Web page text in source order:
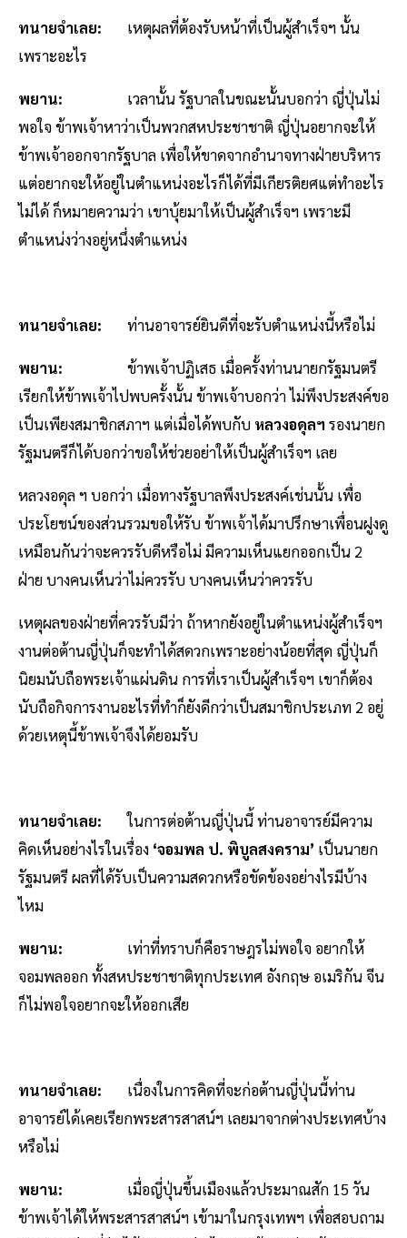
ทนายจำเลย:
เหตุผลที่ต้องรับหน้าที่เป็นผู้สำเร็จฯ นั้น
เพราะอะไร
พยาน:
เวลานั้น รัฐบาลในขณะนั้นบอกว่า ญี่ปุ่นไม่
พอใจ ข้าพเจ้าหาว่าเป็นพวกสหประชาชาติ ญี่ปุ่นอยากจะให้
ข้าพเจ้าออกจากรัฐบาล เพื่อให้ขาดจากอำนาจทางฝ่ายบริหาร
แต่อยากจะให้อยู่ในตำแหน่งอะไรก็ได้ที่มีเกียรติยศแต่ทำอะไร
ไม่ได้ ก็หมายความว่า เขาบุ้ยมาให้เป็นผู้สำเร็จฯ เพราะมี
ตำแหน่งว่างอยู่หนึ่งตำแหน่ง
ทนายจำเลย: ท่านอาจารย์ยินดีที่จะรับตำแหน่งนี้หรือไม่
พยาน:
ข้าพเจ้าปฏิเสธ เมื่อครั้งท่านนายกรัฐมนตรี
เรียกให้ข้าพเจ้าไปพบครั้งนั้น ข้าพเจ้าบอกว่า ไม่พึงประสงค์ขอ
เป็นเพียงสมาชิกสภาฯ แต่เมื่อได้พบกับ หลวงอดุลฯ รองนายก
รัฐมนตรีก็ได้บอกว่าขอให้ช่วยอย่าให้เป็นผู้สำเร็จฯ เลย
หลวงอดุล ฯ บอกว่า เมื่อทางรัฐบาลพึงประสงค์เช่นนั้น เพื่อ
ประโยชน์ของส่วนรวมขอให้รับ ข้าพเจ้าได้มาปรึกษาเพื่อนฝูงดู
เหมือนกันว่าจะควรรับดีหรือไม่ มีความเห็นแยกออกเป็น 2
ฝ่าย บางคนเห็นว่าไม่ควรรับ บางคนเห็นว่าควรรับ
เหตุผลของฝ่ายที่ควรรับมีว่า ถ้าหากยังอยู่ในตำแหน่งผู้สำเร็จฯ
งานต่อต้านญี่ปุ่นก็จะทำได้สดวกเพราะอย่างน้อยที่สุด ญี่ปุ่นก็
นิยมนับถือพระเจ้าแผ่นดิน การที่เราเป็นผู้สำเร็จฯ เขาก็ต้อง
นับถือกิจการงานอะไรที่ทำก็ยังดีกว่าเป็นสมาชิกประเภท 2 อยู่
ด้วยเหตุนี้ข้าพเจ้าจึงได้ยอมรับ
ทนายจำเลย:
ในการต่อต้านญี่ปุ่นนี้ ท่านอาจารย์มีความ
คิดเห็นอย่างไรในเรื่อง ‘จอมพล ป. พิบูลสงคราม’ เป็นนายก
รัฐมนตรี ผลที่ได้รับเป็นความสดวกหรือขัดข้องอย่างไรมีบ้าง
ไหม
พยาน:
เท่าที่ทราบก็คือราษฎรไม่พอใจ อยากให้
จอมพลออก ทั้งสหประชาชาติทุกประเทศ อังกฤษ อเมริกัน จีน
ก็ไม่พอใจอยากจะให้ออกเสีย
ทนายจำเลย:
เนื่องในการคิดที่จะก่อต้านญี่ปุ่นนี้ท่าน
อาจารย์ได้เคยเรียกพระสารสาสน์ฯ เลยมาจากต่างประเทศบ้าง
หรือไม่
พยาน:
เมื่อญี่ปุ่นขึ้นเมืองแล้วประมาณสัก 15 วัน
ข้าพเจ้าได้ให้พระสารสาสน์ฯ เข้ามาในกรุงเทพฯ เพื่อสอบถาม